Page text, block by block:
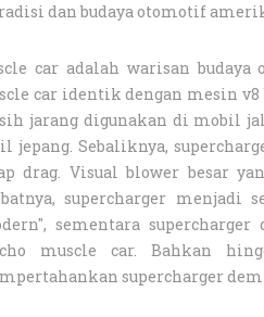
dan budaya otomotif
car adalah warisan
car identik dengan mesin v8
jarang digunakan di mobil
jepang. Sebaliknya,
drag. Visual blower besar
supercharger menjadi
sementara
muscle car. Bahkan
supercharger